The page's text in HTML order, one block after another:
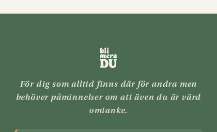
För dig som alltid finns där för andra men
behöver påminnelser om att även du är värd
omtanke.